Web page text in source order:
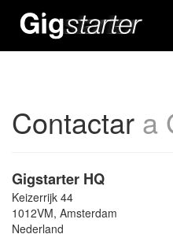
Contactar a
Gigstarter HQ
Keizerrijk 44
1012VM, Amsterdam
Nederland